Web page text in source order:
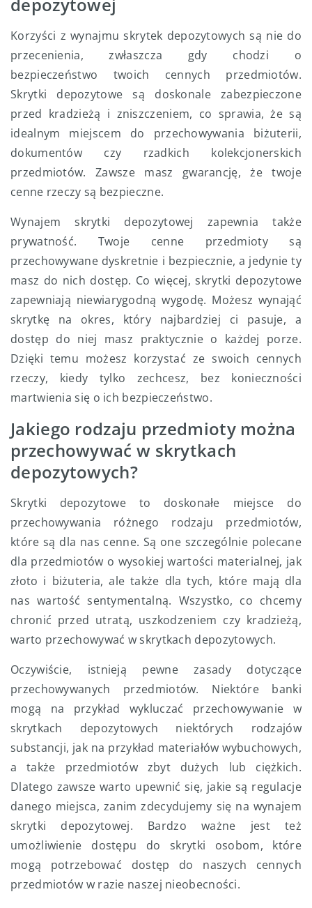
depozytowej
Korzyści z wynajmu skrytek depozytowych są nie do
przecenienia, zwłaszcza gdy chodzi o
bezpieczeństwo twoich cennych przedmiotów.
Skrytki depozytowe są doskonale zabezpieczone
przed kradzieżą i zniszczeniem, co sprawia, że są
idealnym miejscem do przechowywania biżuterii,
dokumentów czy rzadkich kolekcjonerskich
przedmiotów. Zawsze masz gwarancję, że twoje
cenne rzeczy są bezpieczne.
Wynajem skrytki depozytowej zapewnia także
prywatność. Twoje cenne przedmioty są
przechowywane dyskretnie i bezpiecznie, a jedynie ty
masz do nich dostęp. Co więcej, skrytki depozytowe
zapewniają niewiarygodną wygodę. Możesz wynająć
skrytkę na okres, który najbardziej ci pasuje, a
dostęp do niej masz praktycznie o każdej porze.
Dzięki temu możesz korzystać ze swoich cennych
rzeczy, kiedy tylko zechcesz, bez konieczności
martwienia się o ich bezpieczeństwo.
Jakiego rodzaju przedmioty można
przechowywać w skrytkach
depozytowych?
Skrytki depozytowe to doskonałe miejsce do
przechowywania różnego rodzaju przedmiotów,
które są dla nas cenne. Są one szczególnie polecane
dla przedmiotów o wysokiej wartości materialnej, jak
złoto i biżuteria, ale także dla tych, które mają dla
nas wartość sentymentalną. Wszystko, co chcemy
chronić przed utratą, uszkodzeniem czy kradzieżą,
warto przechowywać w skrytkach depozytowych.
Oczywiście, istnieją pewne zasady dotyczące
przechowywanych przedmiotów. Niektóre banki
mogą na przykład wykluczać przechowywanie w
skrytkach depozytowych niektórych rodzajów
substancji, jak na przykład materiałów wybuchowych,
a także przedmiotów zbyt dużych lub ciężkich.
Dlatego zawsze warto upewnić się, jakie są regulacje
danego miejsca, zanim zdecydujemy się na wynajem
skrytki depozytowej. Bardzo ważne jest też
umożliwienie dostępu do skrytki osobom, które
mogą potrzebować dostęp do naszych cennych
przedmiotów w razie naszej nieobecności.